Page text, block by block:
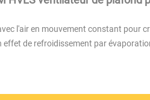
l'air en mouvement constant pour
de refroidissement par